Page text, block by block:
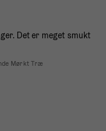
Det er meget smukt
Mørkt Træ